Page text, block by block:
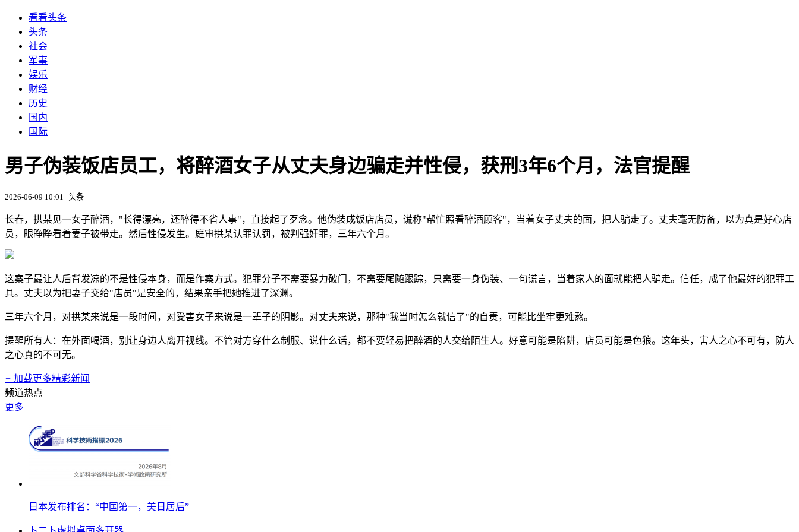
看看头条
头条
社会
军事
娱乐
财经
历史
国内
国际
男子伪装饭店员工，将醉酒女子从丈夫身边骗走并性侵，获刑3年6个月，法官提醒
2026-06-09 10:01 头条
长春，拱某见一女子醉酒，"长得漂亮，还醉得不省人事"，直接起了歹念。他伪装成饭店店员，谎称"帮忙照看醉酒顾客"，当着女子丈夫的面，把人骗走了。丈夫毫无防备，以为真是好心店
员，眼睁睁看着妻子被带走。然后性侵发生。庭审拱某认罪认罚，被判强奸罪，三年六个月。
这案子最让人后背发凉的不是性侵本身，而是作案方式。犯罪分子不需要暴力破门，不需要尾随跟踪，只需要一身伪装、一句谎言，当着家人的面就能把人骗走。信任，成了他最好的犯罪工
具。丈夫以为把妻子交给"店员"是安全的，结果亲手把她推进了深渊。
三年六个月，对拱某来说是一段时间，对受害女子来说是一辈子的阴影。对丈夫来说，那种"我当时怎么就信了"的自责，可能比坐牢更难熬。
提醒所有人：在外面喝酒，别让身边人离开视线。不管对方穿什么制服、说什么话，都不要轻易把醉酒的人交给陌生人。好意可能是陷阱，店员可能是色狼。这年头，害人之心不可有，防人
之心真的不可无。
+ 加载更多精彩新闻
频道热点
更多
日本发布排名：“中国第一，美日居后”